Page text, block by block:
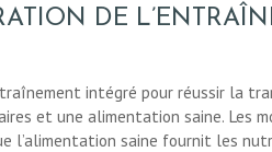
DE
intégré pour réussir la
et une alimentation saine. Les
l’alimentation saine fournit les